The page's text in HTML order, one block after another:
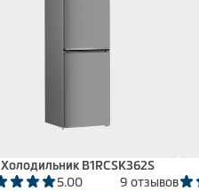
Холодильник B1RCSK362S
5.00
9 отзывов